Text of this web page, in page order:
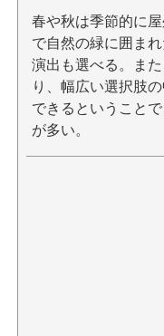
春や秋は季節的に
で自然の緑に囲ま
演出も選べる。ま
り、幅広い選択肢
できるということ
が多い。